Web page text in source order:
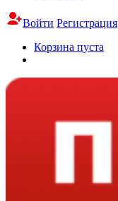
Войти Регистрация
Корзина пуста